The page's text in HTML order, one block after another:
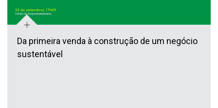
+
Da primeira venda à construção de um negócio
sustentável